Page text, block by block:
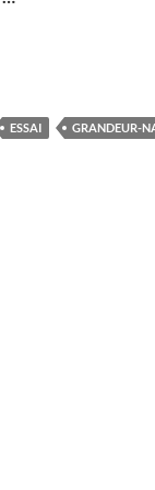
ESSAI
GRANDEUR-